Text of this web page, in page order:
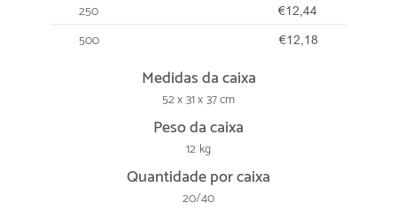
250 €12,44
500 €12,18
Medidas da caixa
52 x 31 x 37 cm
Peso da caixa
12 kg
Quantidade por caixa
20/40